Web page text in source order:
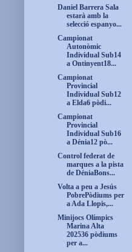
Daniel Barrera Sala
estarà amb la
selecció espanyo...
Campionat
Autonòmic
Individual Sub14
a Ontinyent18...
Campionat
Provincial
Individual Sub12
a Elda6 pòdi...
Campionat
Provincial
Individual Sub16
a Dénia12 pò...
Control federat de
marques a la pista
de DéniaBons...
Volta a peu a Jesús
PobrePòdiums per
a Ada Llopis,...
Minijocs Olímpics
Marina Alta
202536 pòdiums
per a...